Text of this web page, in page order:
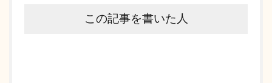
この記事を書いた人